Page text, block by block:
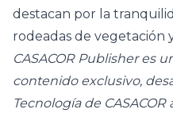
destacan por la
rodeadas de vegetación
CASACOR Publisher es
contenido exclusivo,
Tecnología de